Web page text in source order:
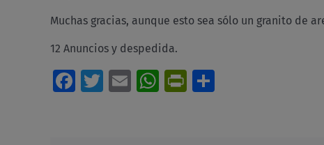
Muchas gracias, aunque esto sea sólo un granito de
12 Anuncios y despedida.
Facebook
Twitter
EmailWhatsApp
PrintFriendly